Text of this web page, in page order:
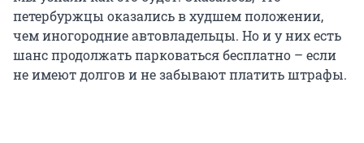
петербуржцы оказались в худшем положении,
чем иногородние автовладельцы. Но и у них есть
шанс продолжать парковаться бесплатно – если
не имеют долгов и не забывают платить штрафы.